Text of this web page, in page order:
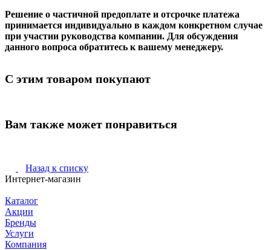
Решение о частичной предоплате и отсрочке платежа
принимается индивидуально в каждом конкретном случае
при участии руководства компании. Для обсуждения
данного вопроса обратитесь к вашему менеджеру.
С этим товаром покупают
Вам также может понравиться
Назад к списку
Интернет-магазин
Каталог
Акции
Бренды
Услуги
Компания